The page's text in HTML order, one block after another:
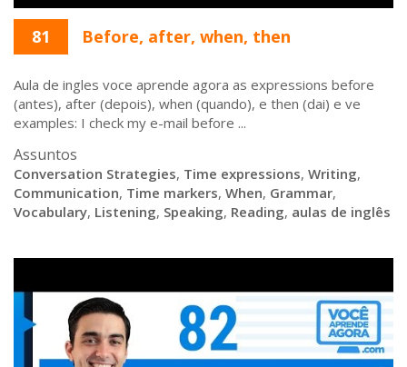
81 Before, after, when, then
Aula de ingles voce aprende agora as expressions before
(antes), after (depois), when (quando), e then (dai) e ve
examples: I check my e-mail before ...
Assuntos
Conversation Strategies, Time expressions, Writing,
Communication, Time markers, When, Grammar,
Vocabulary, Listening, Speaking, Reading, aulas de inglês